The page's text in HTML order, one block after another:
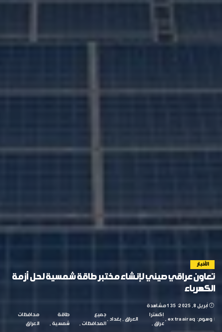
الأخبار
تعاون عراقي صيني لإنشاء مختبر طاقة شمسية لحل أزمة
الكهرباء
أبريل 8, 2025 135 مشاهدة
وسوم: extraairaq
إكسترا
عراق
العراق بغداد
جميع
المحافظات
طاقة
شمسية
محافظات
العراق